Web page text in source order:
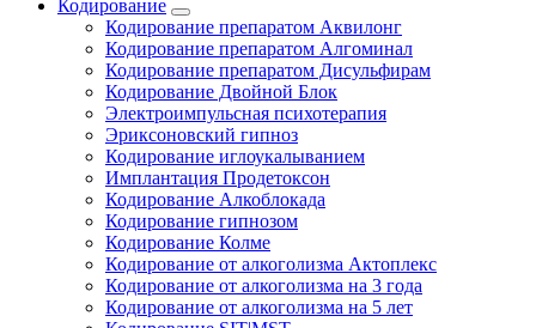
Кодирование
Кодирование препаратом Аквилонг
Кодирование препаратом Алгоминал
Кодирование препаратом Дисульфирам
Кодирование Двойной Блок
Электроимпульсная психотерапия
Эриксоновский гипноз
Кодирование иглоукалыванием
Имплантация Продетоксон
Кодирование Алкоблокада
Кодирование гипнозом
Кодирование Колме
Кодирование от алкоголизма Актоплекс
Кодирование от алкоголизма на 3 года
Кодирование от алкоголизма на 5 лет